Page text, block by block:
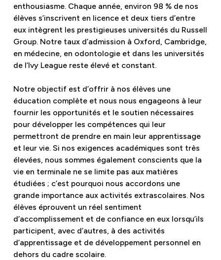
enthousiasme. Chaque année, environ 98 % de nos
élèves s’inscrivent en licence et deux tiers d’entre
eux intègrent les prestigieuses universités du Russell
Group. Notre taux d’admission à Oxford, Cambridge,
en médecine, en odontologie et dans les universités
de l’Ivy League reste élevé et constant.
Notre objectif est d’offrir à nos élèves une
éducation complète et nous nous engageons à leur
fournir les opportunités et le soutien nécessaires
pour développer les compétences qui leur
permettront de prendre en main leur apprentissage
et leur vie. Si nos exigences académiques sont très
élevées, nous sommes également conscients que la
vie en terminale ne se limite pas aux matières
étudiées ; c’est pourquoi nous accordons une
grande importance aux activités extrascolaires. Nos
élèves éprouvent un réel sentiment
d’accomplissement et de confiance en eux lorsqu’ils
participent, avec d’autres, à des activités
d’apprentissage et de développement personnel en
dehors du cadre scolaire.